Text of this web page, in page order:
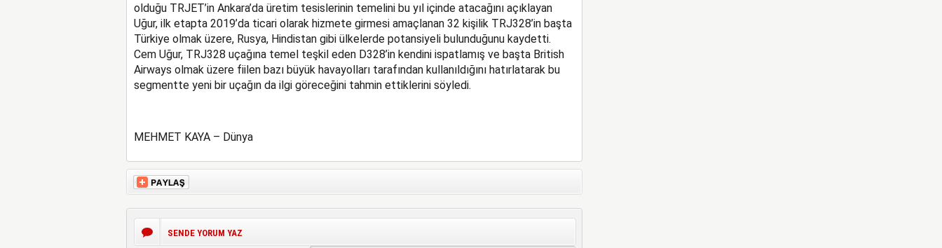
olduğu TRJET’in Ankara’da üretim tesislerinin temelini bu yıl içinde atacağını açıklayan
Uğur, ilk etapta 2019’da ticari olarak hizmete girmesi amaçlanan 32 kişilik TRJ328’in başta
Türkiye olmak üzere, Rusya, Hindistan gibi ülkelerde potansiyeli bulunduğunu kaydetti.
Cem Uğur, TRJ328 uçağına temel teşkil eden D328’in kendini ispatlamış ve başta British
Airways olmak üzere fiilen bazı büyük havayolları tarafından kullanıldığını hatırlatarak bu
segmentte yeni bir uçağın da ilgi göreceğini tahmin ettiklerini söyledi.
MEHMET KAYA – Dünya
SENDE YORUM YAZ